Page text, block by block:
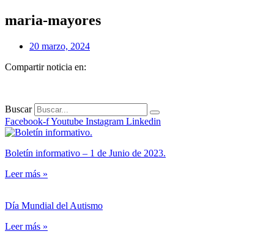
maria-mayores
20 marzo, 2024
Compartir noticia en:
Buscar
Facebook-fYoutube Instagram Linkedin
Boletín informativo – 1 de Junio de 2023.
Leer más »
Día Mundial del Autismo
Leer más »